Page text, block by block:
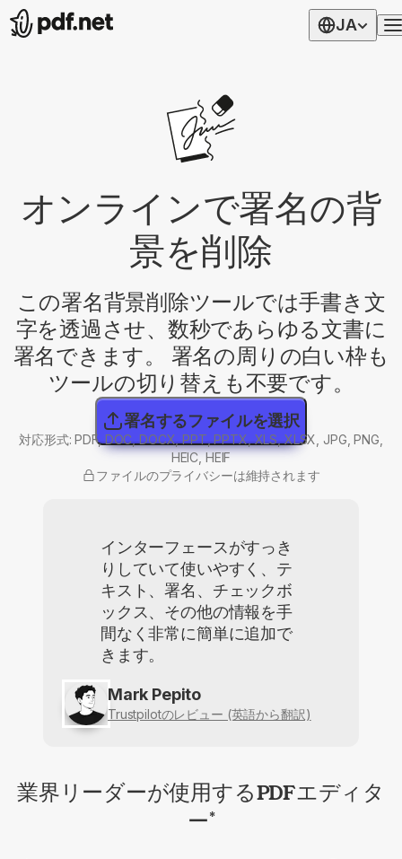
JA
オンラインで署名の背
景を削除
この署名背景削除ツールでは手書き文
字を透過させ、数秒であらゆる文書に
署名できます。 署名の周りの白い枠も
ツールの切り替えも不要です。
署名するファイルを選択
対応形式: PDF, DOC, DOCX, PPT, PPTX, XLS, XLSX, JPG, PNG,
HEIC, HEIF
ファイルのプライバシーは維持されます
インターフェースがすっき
りしていて使いやすく、テ
キスト、署名、チェックボ
ックス、その他の情報を手
間なく非常に簡単に追加で
きます。
Mark Pepito
Trustpilotのレビュー (英語から翻訳)
業界リーダーが使用するPDFエディタ
ー*